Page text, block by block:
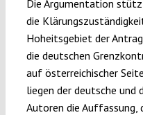
Die Argumentation
die
Hoheitsgebiet der
die deutschen
auf österreichischer
liegen der deutsche und
Autoren die